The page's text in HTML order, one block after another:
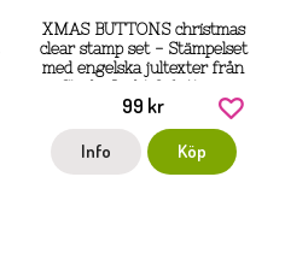
XMAS BUTTONS christmas
clear stamp set - Stämpelset
med engelska jultexter från
Studio Light 9,6x14 cm
99 kr
Info Köp